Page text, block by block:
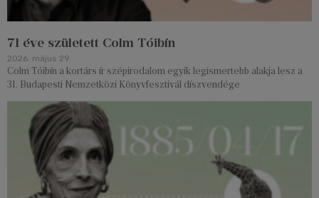
71 éve született Colm Tóibín
2026. május 29.
Colm Tóibín a kortárs ír szépirodalom egyik legismertebb alakja lesz a
31. Budapesti Nemzetközi Könyvfesztivál díszvendége